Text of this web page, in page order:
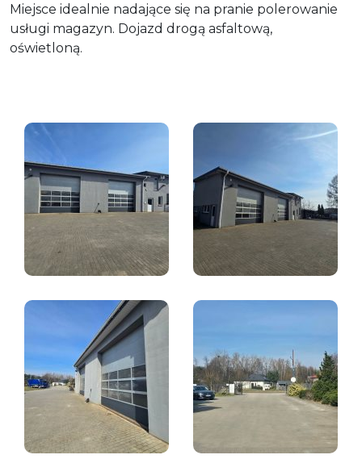
Miejsce idealnie nadające się na pranie polerowanie
usługi magazyn. Dojazd drogą asfaltową,
oświetloną.